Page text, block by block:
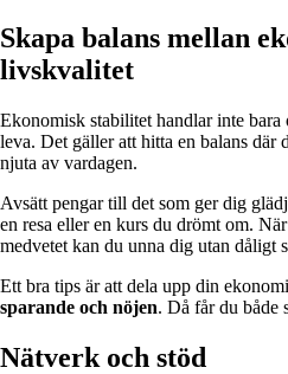
Skapa balans mellan
livskvalitet
Ekonomisk stabilitet handlar inte bara
leva. Det gäller att hitta en balans där
njuta av vardagen.
Avsätt pengar till det som ger dig
en resa eller en kurs du drömt om.
medvetet kan du unna dig utan dåligt
Ett bra tips är att dela upp din
sparande och nöjen. Då får du både
Nätverk och stöd